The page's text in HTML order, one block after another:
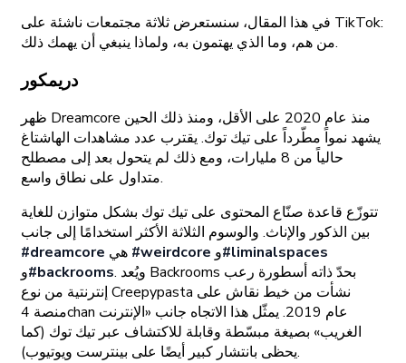
في هذا المقال، سنستعرض ثلاثة مجتمعات ناشئة على TikTok:
من هم، وما الذي يهتمون به، ولماذا ينبغي أن يهمك ذلك.
دريمكور
ظهر Dreamcore منذ عام 2020 على الأقل، ومنذ ذلك الحين
يشهد نمواً مطّرداً على تيك توك. يقترب عدد مشاهدات الهاشتاغ
حالياً من 8 مليارات، ومع ذلك لم يتحول بعد إلى مصطلح
متداول على نطاق واسع.
تتوزّع قاعدة صنّاع المحتوى على تيك توك بشكل متوازن للغاية
بين الذكور والإناث. والوسوم الثلاثة الأكثر استخدامًا إلى جانب
#dreamcore
#weirdcore و#liminalspaces
و#backrooms. ويُعد Backrooms بحدّ ذاته أسطورة رعب
إنترنتية من نوع Creepypasta نشأت من خيط نقاش على
منصة 4chan عام 2019. يمثّل هذا الاتجاه جانب «الإنترنت
الغريب» بصيغة مبسّطة وقابلة للاكتشاف عبر تيك توك (كما
يحظى بانتشار كبير أيضًا على بينترست ويوتيوب).